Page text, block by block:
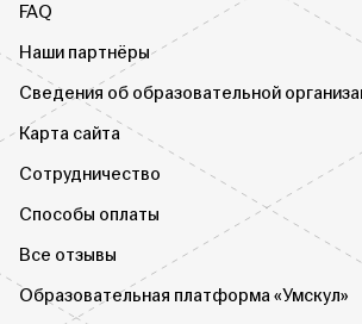
FAQ
Наши партнёры
Сведения об образовательной
Карта сайта
Сотрудничество
Способы оплаты
Все отзывы
Образовательная платформа «Умскул»